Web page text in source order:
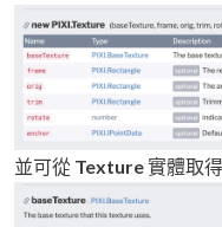
並可從 Texture實體取